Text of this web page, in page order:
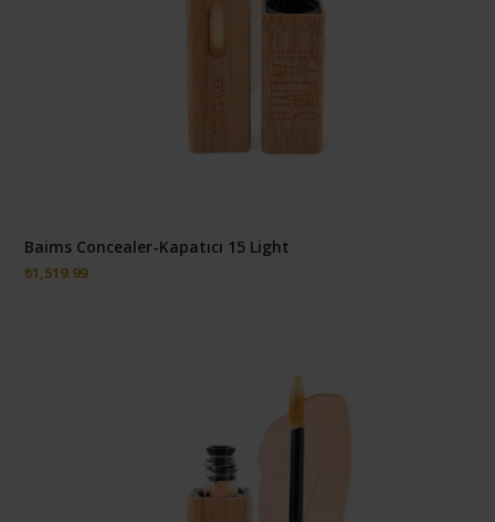
Baims Concealer-Kapatıcı 15 Light
₺1,519.99